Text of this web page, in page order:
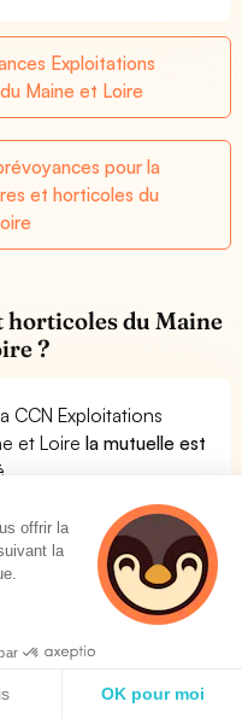
Exploitations
Maine et Loire
pour la
et horticoles du
du Maine
?
CCN Exploitations
et Loirela mutuelle est
pour eux d'adhérer à
si lesmutuelles
que les
Exploitations
et Loire doit souscrire
offrir la
la
OK pour moi